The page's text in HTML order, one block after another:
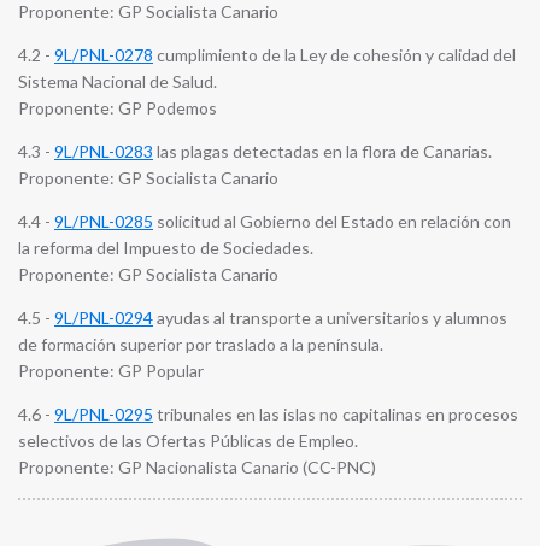
Proponente: GP Socialista Canario
4.2 - 9L/PNL-0278 cumplimiento de la Ley de cohesión y calidad del
Sistema Nacional de Salud.
Proponente: GP Podemos
4.3 - 9L/PNL-0283 las plagas detectadas en la flora de Canarias.
Proponente: GP Socialista Canario
4.4 - 9L/PNL-0285 solicitud al Gobierno del Estado en relación con
la reforma del Impuesto de Sociedades.
Proponente: GP Socialista Canario
4.5 - 9L/PNL-0294ayudas al transporte a universitarios y alumnos
de formación superior por traslado a la península.
Proponente: GP Popular
4.6 - 9L/PNL-0295 tribunales en las islas no capitalinas en procesos
selectivos de las Ofertas Públicas de Empleo.
Proponente: GP Nacionalista Canario (CC-PNC)